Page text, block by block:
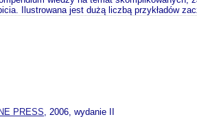
Ilustrowana jest dużą liczbą przykładów
PRESS, 2006, wydanie II